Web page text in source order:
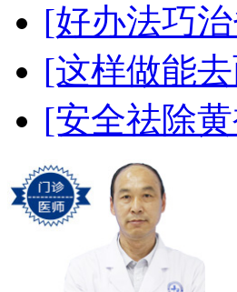
[好办法巧
[这样做能
[安全祛除